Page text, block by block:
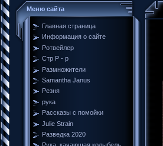
Меню сайта
Главная страница
Информация о сайте
Ротвейлер
Стр Р - р
Размножители
Samantha Janus
Резня
рука
Рассказы с помойки
Julie Strain
Разведка 2020